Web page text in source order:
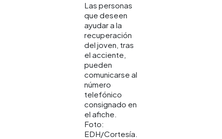
Las personas
que deseen
ayudar a la
recuperación
del joven, tras
el acciente,
pueden
comunicarse al
número
telefónico
consignado en
el afiche.
Foto:
EDH/Cortesía.